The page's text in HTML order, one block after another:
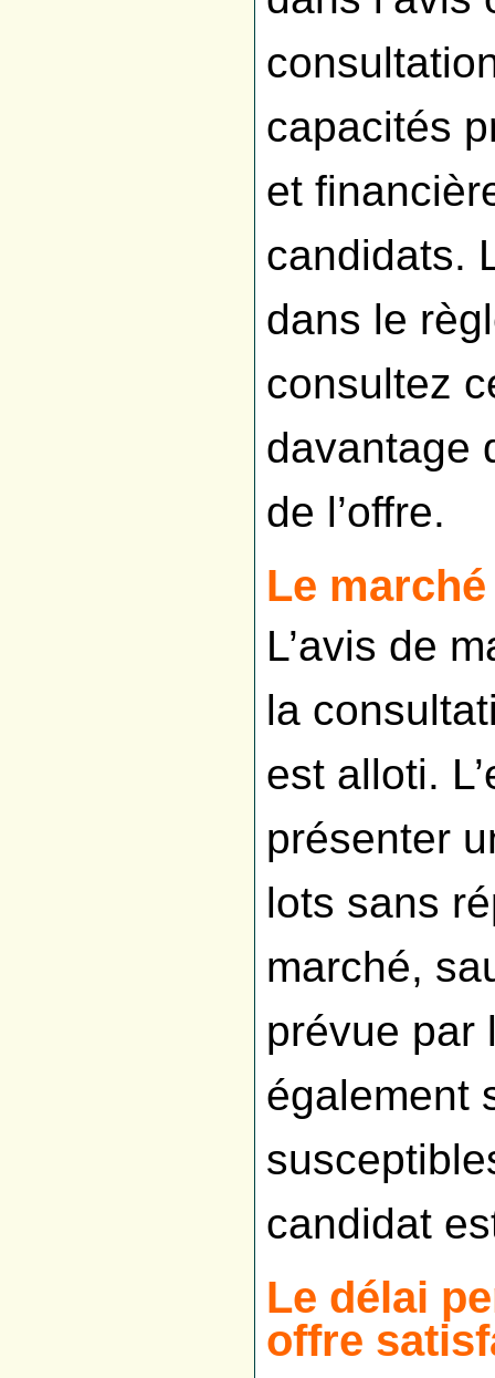
capacités
et
candidats.
dans le
consultez
davantage
de l’offre.
Le
L’avis de
la
est alloti.
présenter
lots sans
marché,
prévue par
également
candidat
Le délai
offre